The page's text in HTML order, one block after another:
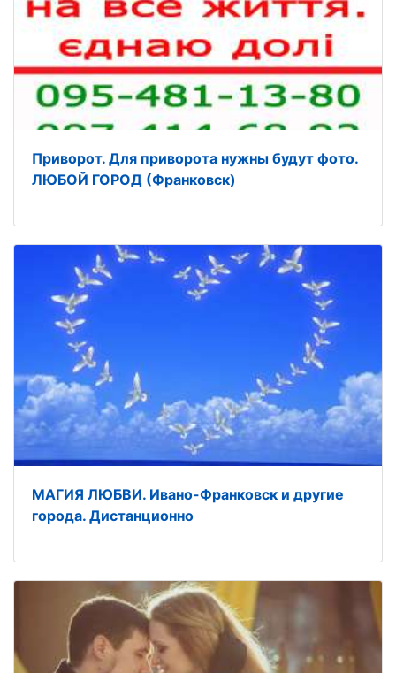
Приворот. Для приворота нужны будут фото.
ЛЮБОЙ ГОРОД (Франковск)
МАГИЯ ЛЮБВИ. Ивано-Франковск и другие
города. Дистанционно